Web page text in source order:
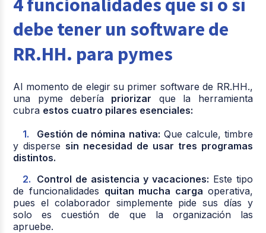
debe tener un software de
RR.HH. para pymes
Al momento de elegir su primer software de RR.HH.,
una pyme debería priorizar que la herramienta
cubra estos cuatro pilares esenciales:
Gestión de nómina nativa: Que calcule, timbre
y disperse sin necesidad de usar tres programas
distintos.
Control de asistencia y vacaciones: Este tipo
de funcionalidades quitan mucha carga operativa,
pues el colaborador simplemente pide sus días y
solo es cuestión de que la organización las
apruebe.